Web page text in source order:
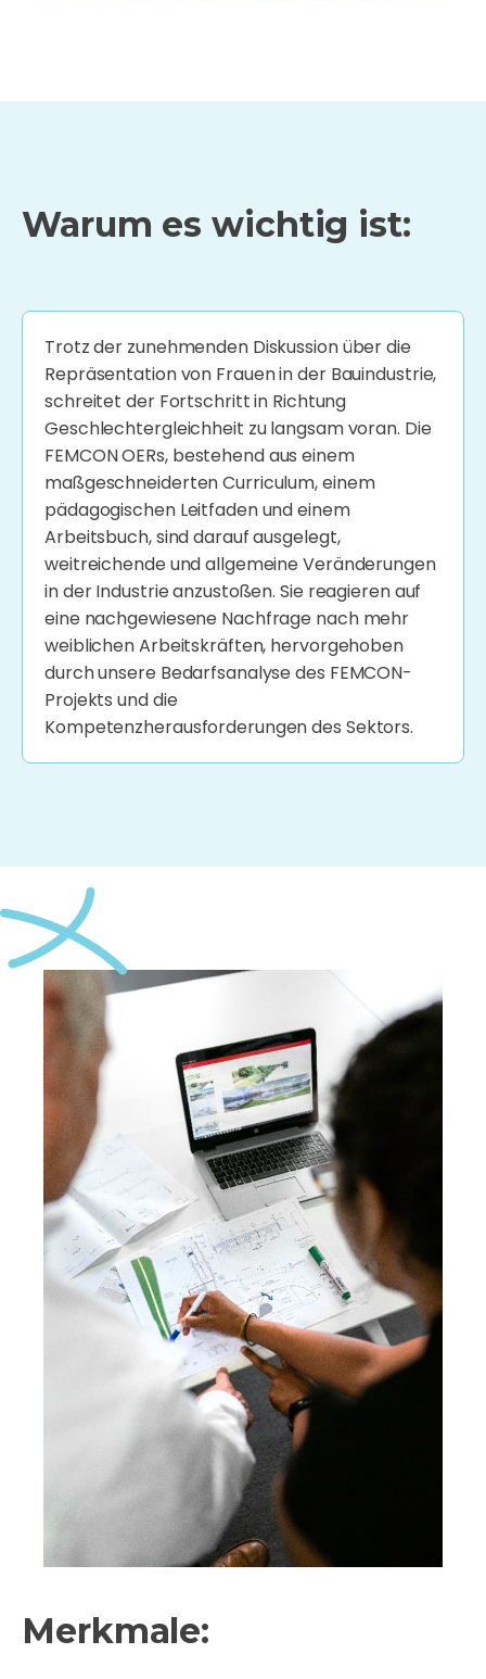
Warum es wichtig ist:
Trotz der zunehmenden Diskussion über die
Repräsentation von Frauen in der Bauindustrie,
schreitet der Fortschritt in Richtung
Geschlechtergleichheit zu langsam voran. Die
FEMCON OERs, bestehend aus einem
maßgeschneiderten Curriculum, einem
pädagogischen Leitfaden und einem
Arbeitsbuch, sind darauf ausgelegt,
weitreichende und allgemeine Veränderungen
in der Industrie anzustoßen. Sie reagieren auf
eine nachgewiesene Nachfrage nach mehr
weiblichen Arbeitskräften, hervorgehoben
durch unsere Bedarfsanalyse des FEMCON-
Projekts und die
Kompetenzherausforderungen des Sektors.
Merkmale: